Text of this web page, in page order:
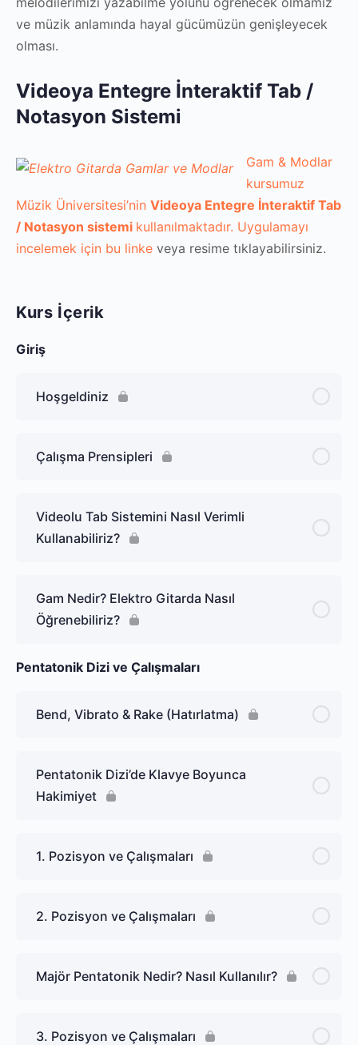
ve müzik anlamında hayal gücümüzün genişleyecek
olması.
Videoya Entegre İnteraktif Tab /
Notasyon Sistemi
Gam & Modlar
kursumuz
Müzik Üniversitesi’nin Videoya Entegre İnteraktif Tab
/ Notasyon sistemi kullanılmaktadır. Uygulamayı
incelemek için bu linke veya resime tıklayabilirsiniz.
Kurs İçerik
Giriş
Hoşgeldiniz
Çalışma Prensipleri
Videolu Tab Sistemini Nasıl Verimli
Kullanabiliriz?
Gam Nedir? Elektro Gitarda Nasıl
Öğrenebiliriz?
Pentatonik Dizi ve Çalışmaları
Bend, Vibrato & Rake (Hatırlatma)
Pentatonik Dizi’de Klavye Boyunca
Hakimiyet
1. Pozisyon ve Çalışmaları
2. Pozisyon ve Çalışmaları
Majör Pentatonik Nedir? Nasıl Kullanılır?
3. Pozisyon ve Çalışmaları